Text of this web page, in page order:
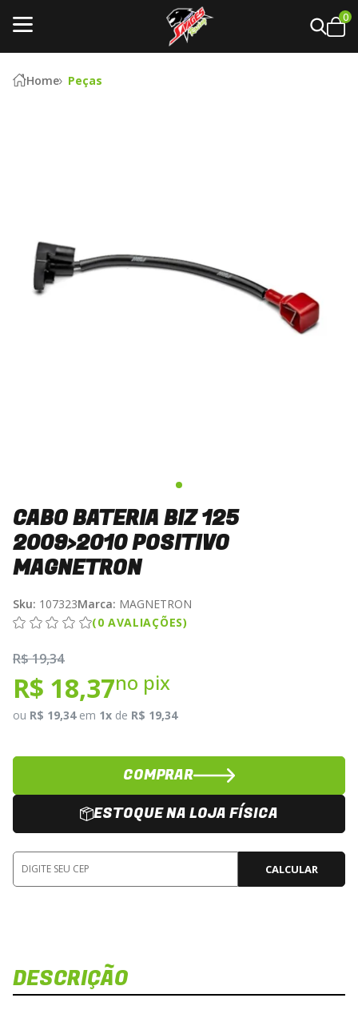
0
Home Peças
CABO BATERIA BIZ 125
2009>2010 POSITIVO
MAGNETRON
Sku: 107323Marca: MAGNETRON
(0 AVALIAÇÕES)
R$ 19,34
R$ 18,37no pix
ou R$ 19,34 em 1x de R$ 19,34
COMPRAR
ESTOQUE NA LOJA FÍSICA
CALCULAR
DESCRIÇÃO